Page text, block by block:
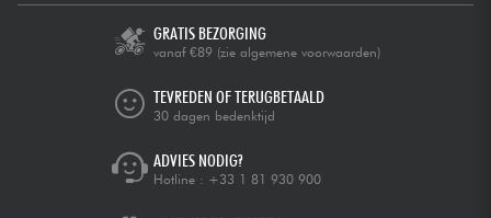
GRATIS BEZORGING
vanaf €89 (zie algemene voorwaarden)
TEVREDEN OF TERUGBETAALD
30 dagen bedenktijd
ADVIES NODIG?
Hotline : +33 1 81 930 900